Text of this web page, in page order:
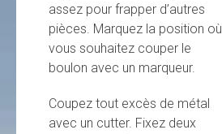
assez pour frapper d’autres
pièces. Marquez la position où
vous souhaitez couper le
boulon avec un marqueur.
Coupez tout excès de métal
avec un cutter. Fixez deux